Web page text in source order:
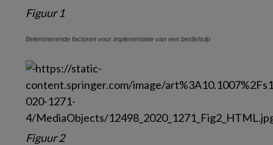
Figuur 1
Belemmerende factoren voor implementatie van een beslishulp
Figuur 2